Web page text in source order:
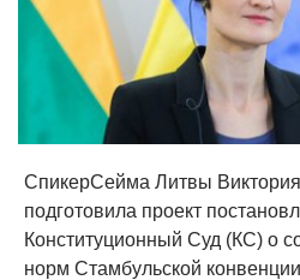
СпикерСейма Литвы
подготовила проект
Конституционный Суд (КС) о
норм Стамбульской